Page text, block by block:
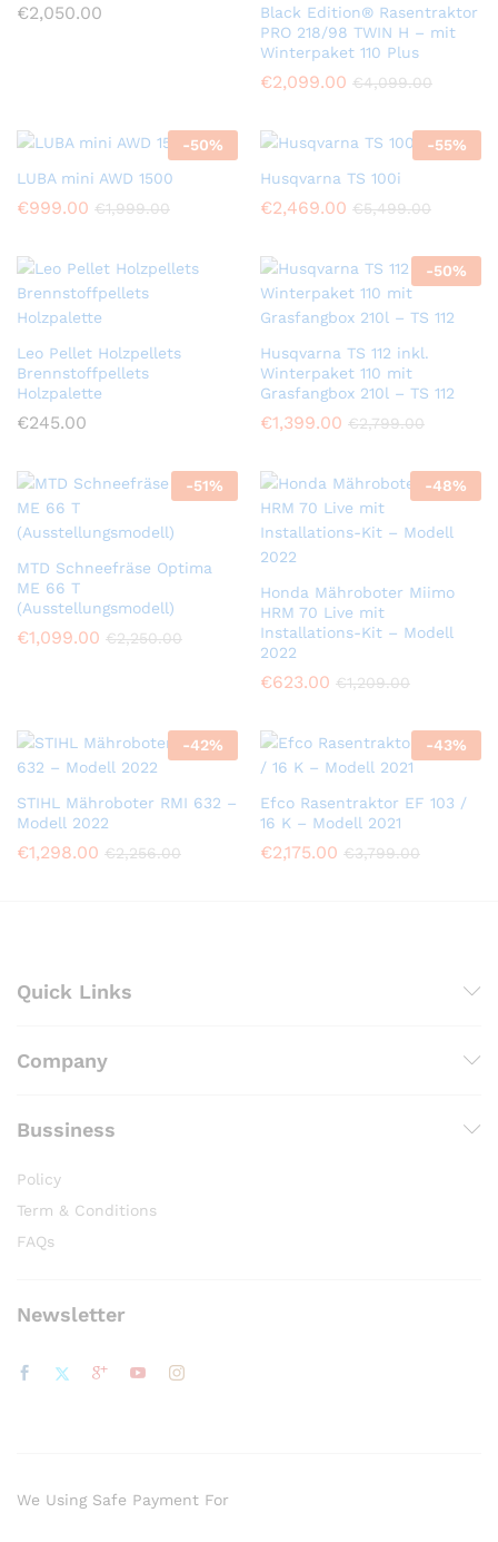
€2,050.00
Black Edition® Rasentraktor
PRO 218/98 TWIN H – mit
Winterpaket 110 Plus
€2,099.00 €4,099.00
-50%
LUBA mini AWD 1500
€999.00 €1,999.00
-55%
Husqvarna TS 100i
€2,469.00 €5,499.00
Leo Pellet Holzpellets
Brennstoffpellets
Holzpalette
€245.00
-50%
Husqvarna TS 112 inkl.
Winterpaket 110 mit
Grasfangbox 210l – TS 112
€1,399.00 €2,799.00
-51%
MTD Schneefräse Optima
ME 66 T
(Ausstellungsmodell)
€1,099.00 €2,250.00
-48%
Honda Mähroboter Miimo
HRM 70 Live mit
Installations-Kit – Modell
2022
€623.00 €1,209.00
-42%
STIHL Mähroboter RMI 632 –
Modell 2022
€1,298.00 €2,256.00
-43%
Efco Rasentraktor EF 103 /
16 K – Modell 2021
€2,175.00 €3,799.00
Quick Links
Company
Bussiness
Policy
Term & Conditions
FAQs
Newsletter
We Using Safe Payment For